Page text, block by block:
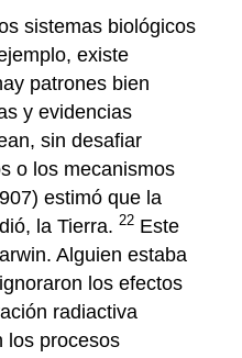
sistemas biológicos
existe
patrones bien
y evidencias
sin desafiar
o los mecanismos
estimó que la
la Tierra. 22 Este
Alguien estaba
los efectos
radiactiva
los procesos